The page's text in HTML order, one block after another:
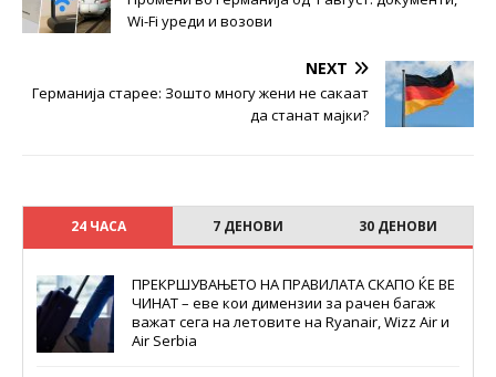
Wi-Fi уреди и возови
NEXT
Германија старее: Зошто многу жени не сакаат
да станат мајки?
24 ЧАСА 7 ДЕНОВИ 30 ДЕНОВИ
ПРЕКРШУВАЊЕТО НА ПРАВИЛАТА СКАПО ЌЕ ВЕ
ЧИНАТ – еве кои димензии за рачен багаж
важат сега на летовите на Ryanair, Wizz Air и
Air Serbia